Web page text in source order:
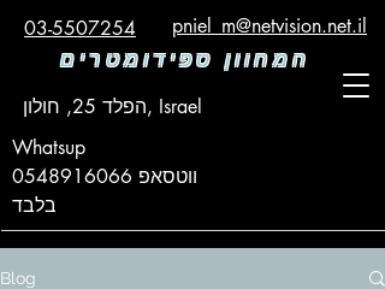
המחוון ספידומטרים
pniel_m@netvision.net.il
03-5507254
הפלד 25, חולון, Israel
Whatsup
0548916066
בלבד
Blog